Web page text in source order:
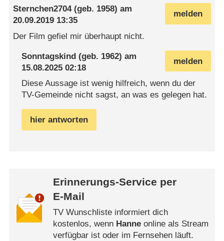
melden
Sternchen2704(geb. 1958) am
20.09.2019 13:35
Der Film gefiel mir überhaupt nicht.
melden
Sonntagskind (geb. 1962) am
15.08.2025 02:18
Diese Aussage ist wenig hilfreich, wenn du der
TV-Gemeinde nicht sagst, an was es gelegen hat.
hier antworten
Erinnerungs-Service per
E-Mail
TV Wunschliste informiert dich
kostenlos, wenn Hanneonline als Stream
verfügbar ist oder im Fernsehen läuft.